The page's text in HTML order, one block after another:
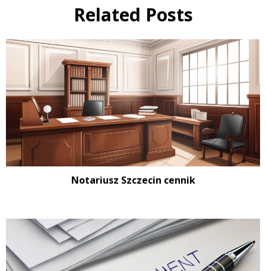
Related Posts
Notariusz Szczecin cennik